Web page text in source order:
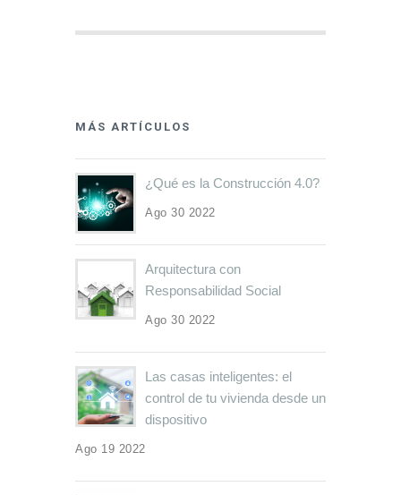
MÁS ARTÍCULOS
¿Qué es la Construcción 4.0?
Ago 30 2022
Arquitectura con
Responsabilidad Social
Ago 30 2022
Las casas inteligentes: el
control de tu vivienda desde un
dispositivo
Ago 19 2022